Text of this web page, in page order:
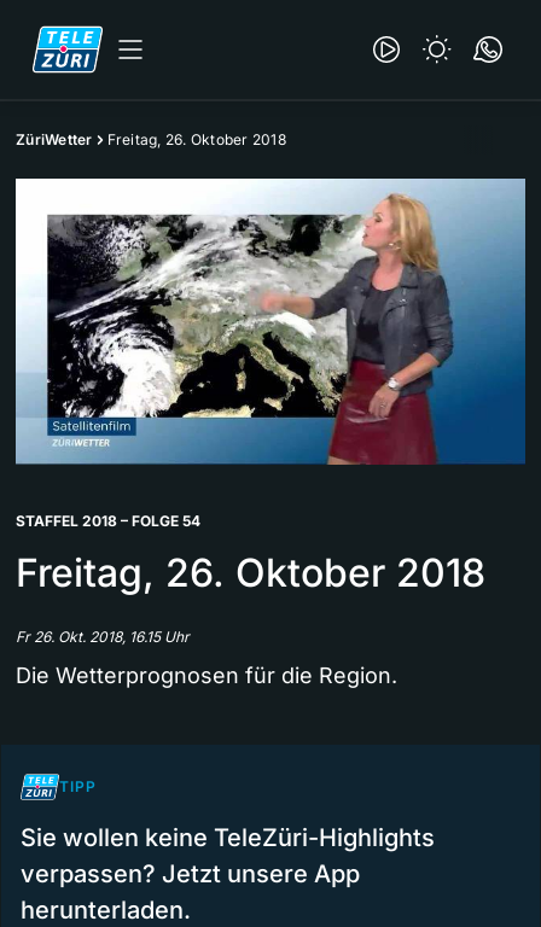
ZüriWetter Freitag, 26. Oktober 2018
STAFFEL 2018 – FOLGE 54
Freitag, 26. Oktober 2018
Fr 26. Okt. 2018, 16.15 Uhr
Die Wetterprognosen für die Region.
TIPP
Sie wollen keine TeleZüri-Highlights
verpassen? Jetzt unsere App
herunterladen.